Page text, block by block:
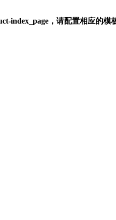
index_page，请配置相应的模